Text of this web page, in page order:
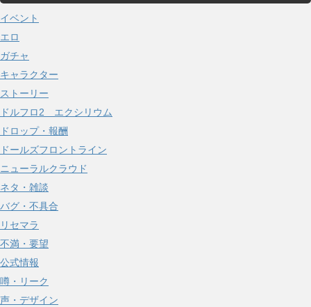
イ
ブ
イベント
エロ
ガチャ
キャラクター
ストーリー
ドルフロ2 エクシリウム
ドロップ・報酬
ドールズフロントライン
ニューラルクラウド
ネタ・雑談
バグ・不具合
リセマラ
不満・要望
公式情報
噂・リーク
声・デザイン